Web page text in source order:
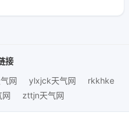
接
网 ylxjck天气网
rkkhke
zttjn天气网